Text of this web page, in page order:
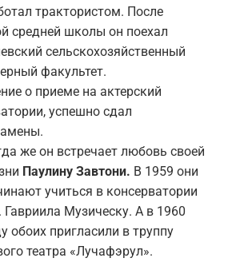
трактористом. После
средней школы он поехал
сельскохозяйственный
факультет.
о приеме на актерский
успешно сдал
же он встречает любовь своей
Паулину Завтони. В 1959 они
учиться в консерватории
Гавриила Музическу. А в 1960
обоих пригласили в труппу
театра «Лучафэрул».